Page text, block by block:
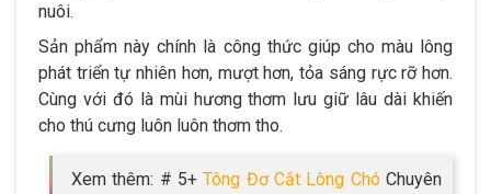
nuôi.
Sản phẩm này chính là công thức giúp cho màu lông
phát triển tự nhiên hơn, mượt hơn, tỏa sáng rực rỡ hơn.
Cùng với đó là mùi hương thơm lưu giữ lâu dài khiến
cho thú cưng luôn luôn thơm tho.
Xem thêm: # 5+Tông Đơ Cắt Lông ChóChuyên